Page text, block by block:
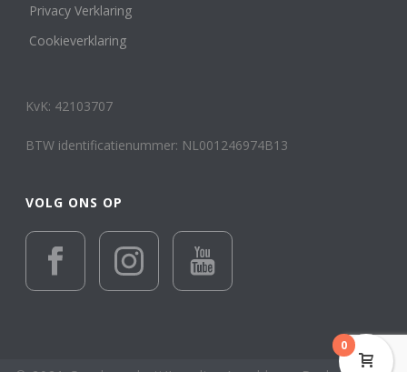
Privacy Verklaring
Cookieverklaring
KvK: 42103707
BTW identificatienummer: NL001246974B13
VOLG ONS OP
0